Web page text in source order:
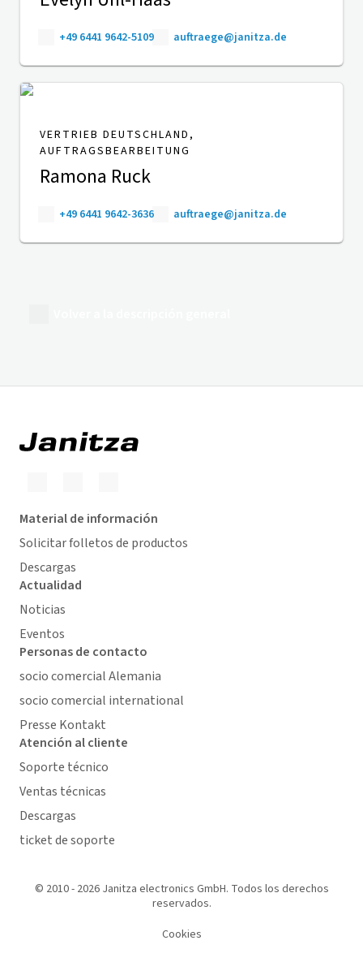
+49 6441 9642-5109 auftraege@janitza.de
VERTRIEB DEUTSCHLAND,
AUFTRAGSBEARBEITUNG
Ramona Ruck
+49 6441 9642-3636 auftraege@janitza.de
Material de información
Solicitar folletos de productos
Descargas
Actualidad
Noticias
Eventos
Personas de contacto
socio comercial Alemania
socio comercial international
Presse Kontakt
Atención al cliente
Soporte técnico
Ventas técnicas
Descargas
ticket de soporte
© 2010 - 2026 Janitza electronics GmbH. Todos los derechos
reservados.
Cookies